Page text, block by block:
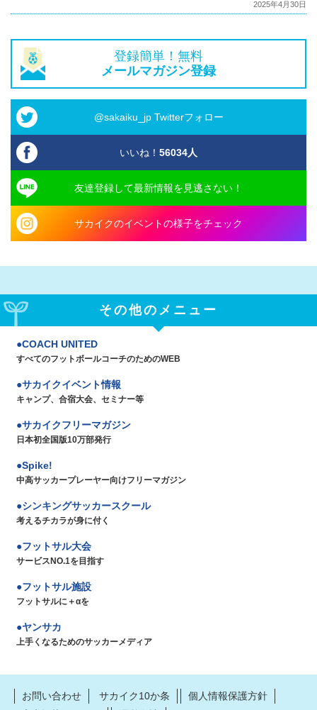
2025年4月30日
登録簡単！無料
メールマガジン登録
@sakaiku_jp Twitterフォロー
いいね！ 56034人
友達登録して最新情報を見逃さない！
サカイクのイベントの様子をチェック
その他のメニュー
COACH UNITED
すべてのフットボールコーチのためのWEB
サカイクイベント情報
キャンプ、合宿大会、セミナー等
サカイクフリーマガジン
日本初全国版10万部発行
Spike!
中高サッカープレーヤー向けフリーマガジン
シンキングサッカースクール
考えるチカラが身に付く
フットサル大会
サービスNO.1を目指す
フットサル施設
フットサルに＋αを
ヤンサカ
上手くなるためのサッカーメディア
お問い合わせ サカイク10か条
個人情報保護方針